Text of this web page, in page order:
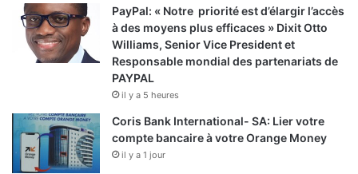
PayPal: « Notre priorité est d’élargir l’accès
à des moyens plus efficaces » Dixit Otto
Williams, Senior Vice President et
Responsable mondial des partenariats de
PAYPAL
il y a 5 heures
Coris Bank International- SA: Lier votre
compte bancaire à votre Orange Money
il y a 1 jour